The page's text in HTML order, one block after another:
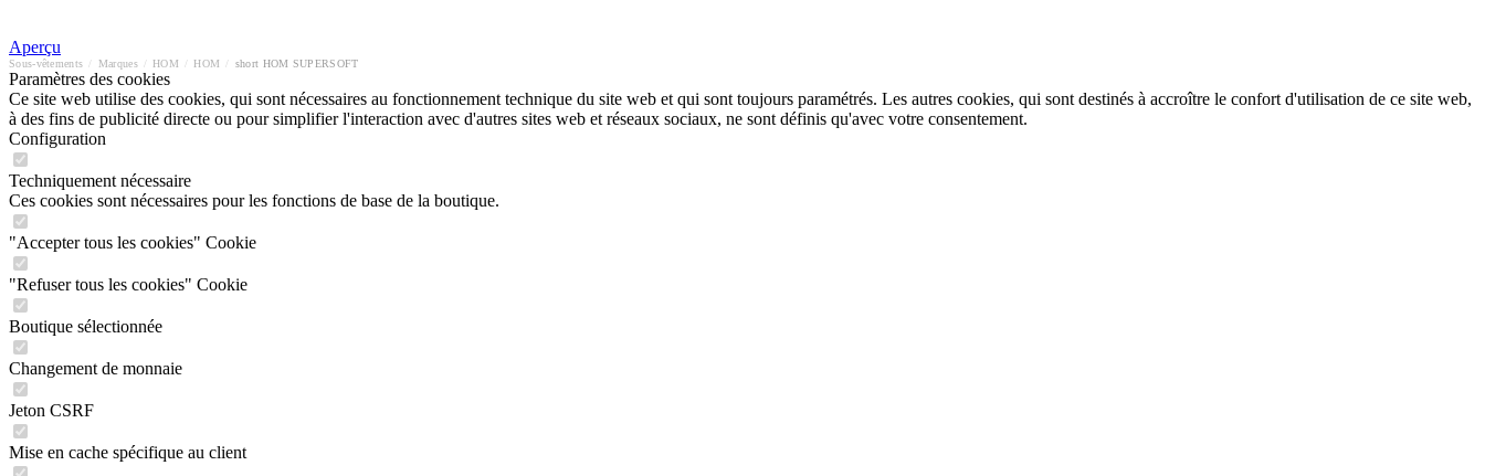
Aperçu
Sous-vêtements Marques HOM HOM short HOM SUPERSOFT
Paramètres des cookies
Ce site web utilise des cookies, qui sont nécessaires au fonctionnement technique du site web et qui sont toujours paramétrés. Les autres cookies, qui sont destinés à accroître le confort d'utilisation de ce site web,
à des fins de publicité directe ou pour simplifier l'interaction avec d'autres sites web et réseaux sociaux, ne sont définis qu'avec votre consentement.
Configuration
Techniquement nécessaire
Ces cookies sont nécessaires pour les fonctions de base de la boutique.
"Accepter tous les cookies" Cookie
"Refuser tous les cookies" Cookie
Boutique sélectionnée
Changement de monnaie
Jeton CSRF
Mise en cache spécifique au client